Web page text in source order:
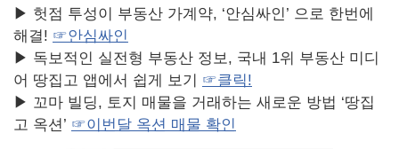
▶ 헛점 투성이 부동산 가계약, ‘안심싸인’ 으로 한번에
해결! ☞안심싸인
▶ 독보적인 실전형 부동산 정보, 국내 1위 부동산 미디
어 땅집고 앱에서 쉽게 보기 ☞클릭!
▶ 꼬마 빌딩, 토지 매물을 거래하는 새로운 방법 ‘땅집
고 옥션’ ☞이번달 옥션 매물 확인